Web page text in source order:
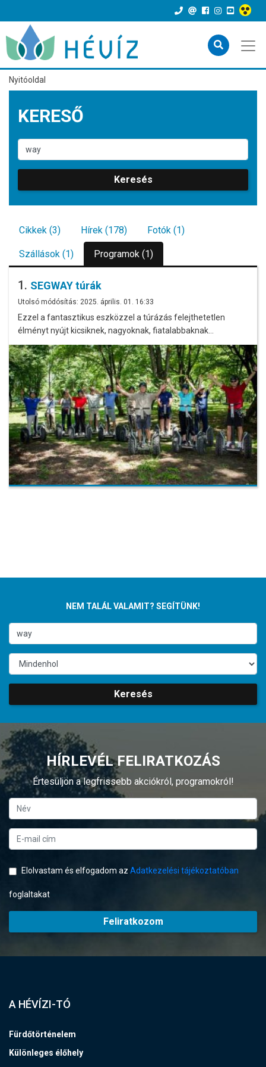
Nyitóoldal
KERESŐ
Keresés
Cikkek (3) Hírek (178) Fotók (1)
Szállások (1) Programok (1)
1. SEGWAY túrák
Utolsó módósítás: 2025. április. 01. 16:33
Ezzel a fantasztikus eszközzel a túrázás felejthetetlen
élményt nyújt kicsiknek, nagyoknak, fiatalabbaknak…
NEM TALÁL VALAMIT? SEGÍTÜNK!
Keresés
HÍRLEVÉL FELIRATKOZÁS
Értesüljön a legfrissebb akciókról, programokról!
Elolvastam és elfogadom az Adatkezelési tájékoztatóban
foglaltakat
Feliratkozom
A HÉVÍZI-TÓ
Fürdőtörténelem
Különleges élőhely